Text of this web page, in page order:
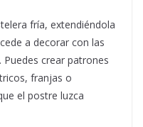
fría, extendiéndola
a decorar con las
crear patrones
franjas o
el postre luzca